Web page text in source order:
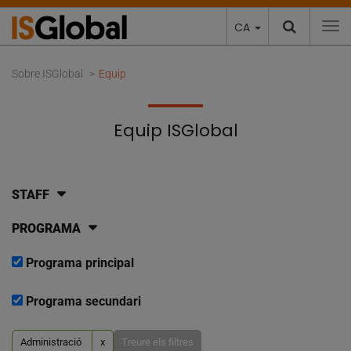
CA
Sobre ISGlobal Equip
Equip ISGlobal
STAFF
PROGRAMA
Programa principal
Programa secundari
Administració x Treure els filtres